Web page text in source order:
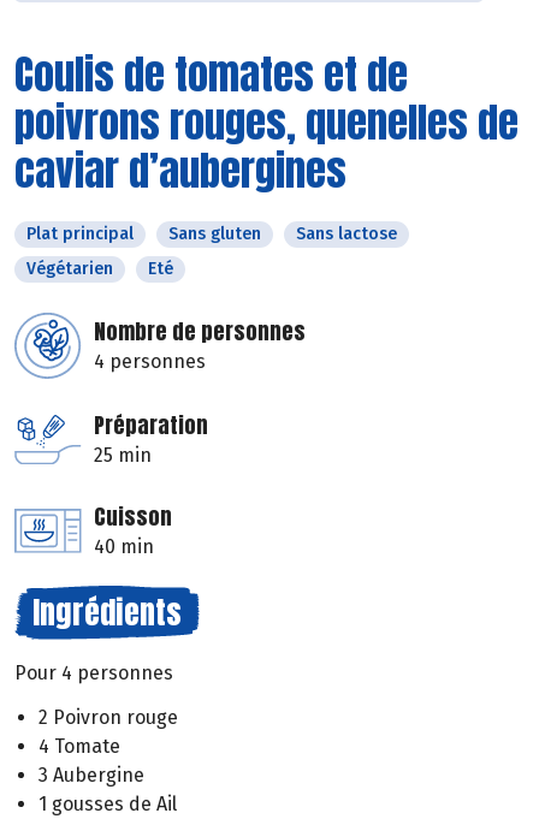
Coulis de tomates et de
poivrons rouges, quenelles de
caviar d’aubergines
Plat principal Sans gluten
Sans lactose
Végétarien
Eté
Nombre de personnes
4 personnes
Préparation
25 min
Cuisson
40 min
Ingrédients
Pour 4 personnes
2 Poivron rouge
4 Tomate
3 Aubergine
1 gousses de Ail